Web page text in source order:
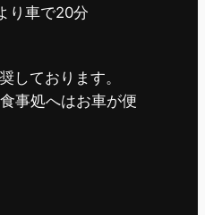
り車で20分
しております。
事処へはお車が便